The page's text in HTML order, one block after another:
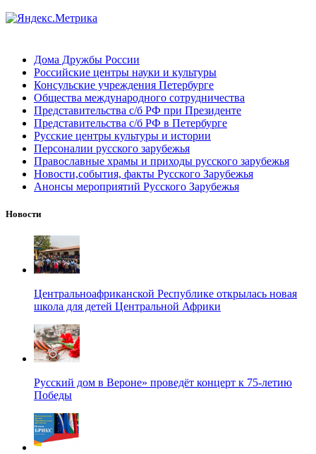
Дома Дружбы России
Российские центры науки и культуры
Консульские учреждения Петербурге
Общества международного сотрудничества
Представительства с/б РФ при Президенте
Представительства с/б РФ в Петербурге
Русские центры культуры и истории
Персоналии русского зарубежья
Православные храмы и приходы русского зарубежья
Новости,события, факты Русского Зарубежья
Анонсы мероприятий Русского Зарубежья
Новости
Центральноафриканской Республике открылась новая
школа для детей Центральной Африки
Русский дом в Вероне» проведёт концерт к 75-летию
Победы